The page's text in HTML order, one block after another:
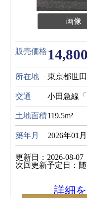
画像
販売価格 14,800
所在地 東京都世
交通 小田急線
土地面積119.5m²
築年月 2026年01月
更新日：2026-08-07
次回更新予定日：
詳細